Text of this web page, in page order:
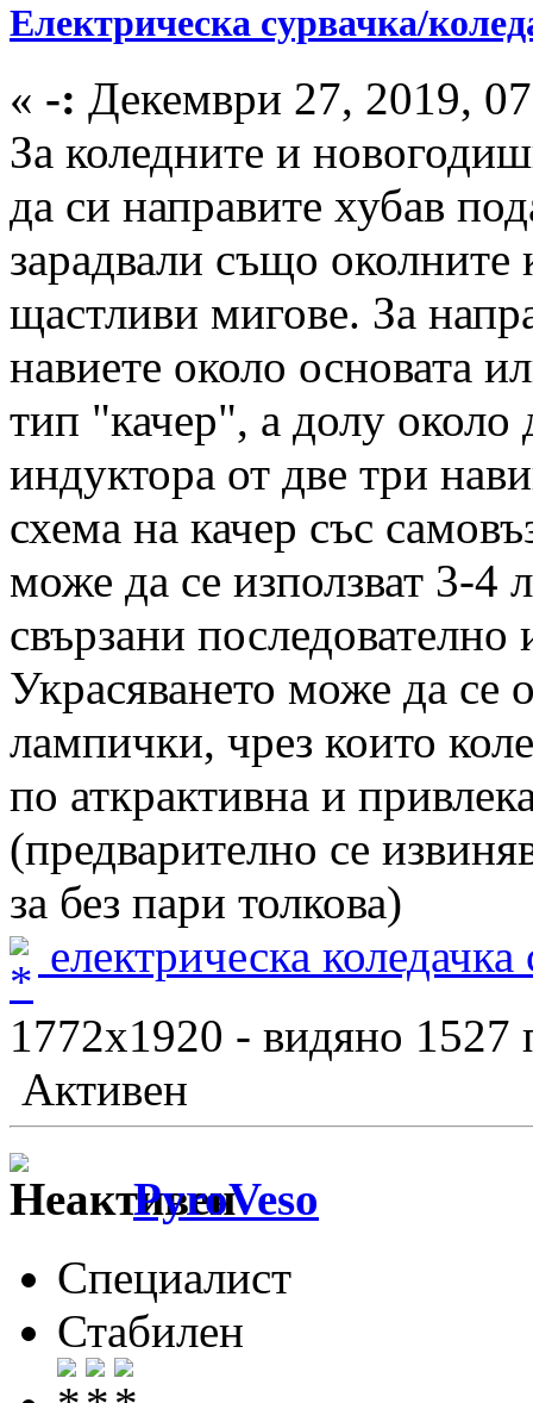
Електрическа сурвачка/
« -: Декември 27, 2019,
За коледните и
да си направите хубав
зарадвали също околните
щастливи мигове. За
навиете около основата
тип "качер", а долу около
индуктора от две три
схема на качер със
може да се използват 3-4
свързани
Украсяването може да се
лампички, чрез които
по аткрактивна и
(предварително се
за без пари толкова)
електрическа
1772x1920 - видяно 1527
Активен
PyroVeso
Специалист
Стабилен